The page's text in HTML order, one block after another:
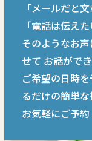
「メールだと
「電話は伝え
そのようなお
せて お話がで
ご希望の日時を
るだけの簡単な
お気軽にご予約